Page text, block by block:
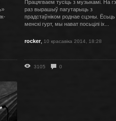
Працягваем тусіць з музыкамі. На
раз вырашыў пагутарыць з
прадстаўніком роднае сцэны. Ёсьць
менскі гурт, мы нават посьцілі іх...
rocker, 10 красавіка 2014, 18:28
3105 0